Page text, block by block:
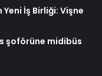
İş Birliği: Vişne
şoförüne midibüs